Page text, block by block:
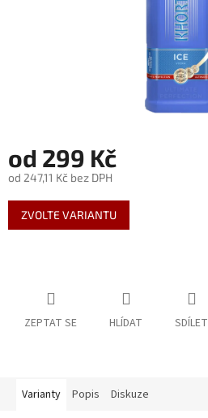
limitované
láhve
Měna
(CZK)
od 299 Kč
od 247,11 Kč bez DPH
Měrná
cena:
ZVOLTE VARIANTU
ZEPTAT SE HLÍDAT SDÍLET
Varianty Popis Diskuze